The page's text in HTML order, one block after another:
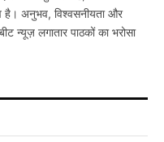
है। अनुभव, विश्वसनीयता और
न्यूज़ लगातार पाठकों का भरोसा